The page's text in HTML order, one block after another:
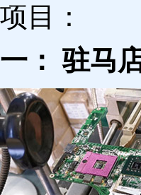
项目：
一： 驻马